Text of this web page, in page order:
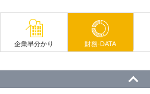
企業早分かり 財務-DATA